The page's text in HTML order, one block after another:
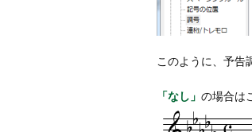
このように、予告
「なし」 の場合は